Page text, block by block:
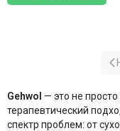
Gehwol — это не
терапевтический
спектр проблем: от